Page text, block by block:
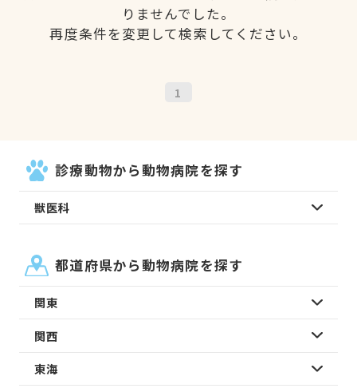
りませんでした。
再度条件を変更して検索してください。
1
診療動物から動物病院を探す
獣医科
都道府県から動物病院を探す
関東
関西
東海